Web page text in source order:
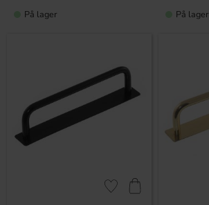
På lager På lager
Gem som favorit